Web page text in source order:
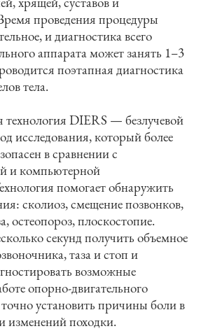
проведения процедуры
и диагностика всего
аппарата может занять 1–3
поэтапная диагностика
тела.
DIERS — безлучевой
исследования, который более
в сравнении с
и компьютерной
помогает обнаружить
сколиоз, смещение позвонков,
остеопороз, плоскостопие.
секунд получить объемное
таза и стоп и
возможные
опорно-двигательного
точно установить причины боли в
изменений походки.